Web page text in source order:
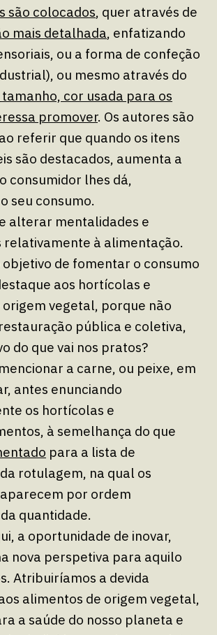
são colocados, quer através de
mais detalhada, enfatizando
ou a forma de confeção
ou mesmo através do
cor usada para os
promover. Os autores são
referir que quando os itens
são destacados, aumenta a
consumidor lhes dá,
seu consumo.
alterar mentalidades e
relativamente à alimentação.
objetivo de fomentar o consumo
aos hortícolas e
vegetal, porque não
pública e coletiva,
do que vai nos pratos?
a carne, ou peixe, em
antes enunciando
os hortícolas e
à semelhança do que
para a lista de
rotulagem, na qual os
por ordem
quantidade.
a oportunidade de inovar,
nova perspetiva para aquilo
Atribuiríamos a devida
alimentos de origem vegetal,
a saúde do nosso planeta e